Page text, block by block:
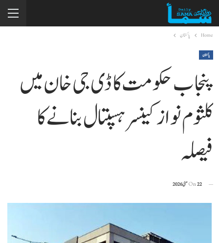
Home پاکستان
پاکستان
پنجاب حکومت کا ڈی جی خان میں
کلثوم نواز کینسر ہسپتال بنانے کا
فیصلہ
On22 مئی 2026